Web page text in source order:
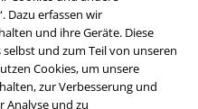
Dazu erfassen wir
und ihre Geräte. Diese
und zum Teil von unseren
Cookies, um unsere
zur Verbesserung und
Analyse und zu
Company